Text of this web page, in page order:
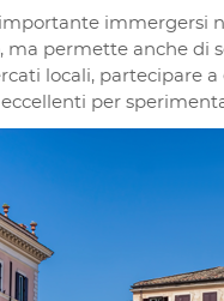
immergersi
ma permette anche di
locali, partecipare
per